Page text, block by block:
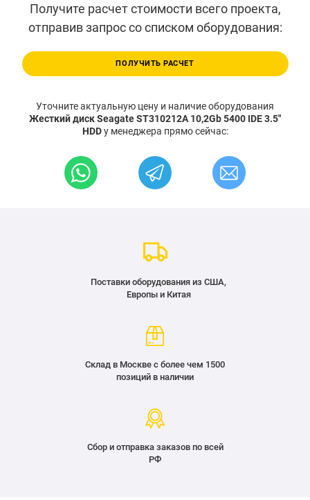
Получите расчет стоимости всего проекта,
отправив запрос со списком оборудования:
ПОЛУЧИТЬ РАСЧЕТ
Уточните актуальную цену и наличие оборудования
Жесткий диск Seagate ST310212A 10,2Gb 5400 IDE 3.5"
HDDу менеджера прямо сейчас:
Поставки оборудования из США,
Европы и Китая
Склад в Москве с более чем 1500
позиций в наличии
Сбор и отправка заказов по всей
РФ